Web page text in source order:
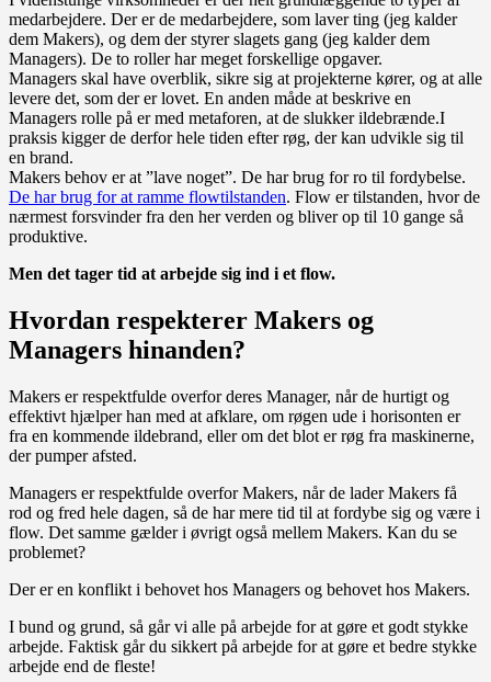
medarbejdere. Der er de medarbejdere, som laver ting (jeg kalder
dem Makers), og dem der styrer slagets gang (jeg kalder dem
Managers). De to roller har meget forskellige opgaver.
Managers skal have overblik, sikre sig at projekterne kører, og at alle
levere det, som der er lovet. En anden måde at beskrive en
Managers rolle på er med metaforen, at de slukker ildebrænde.I
praksis kigger de derfor hele tiden efter røg, der kan udvikle sig til
en brand.
Makers behov er at ”lave noget”. De har brug for ro til fordybelse.
De har brug for at ramme flowtilstanden. Flow er tilstanden, hvor de
nærmest forsvinder fra den her verden og bliver op til 10 gange så
produktive.
Men det tager tid at arbejde sig ind i et flow.
Hvordan respekterer Makers og
Managers hinanden?
Makers er respektfulde overfor deres Manager, når de hurtigt og
effektivt hjælper han med at afklare, om røgen ude i horisonten er
fra en kommende ildebrand, eller om det blot er røg fra maskinerne,
der pumper afsted.
Managers er respektfulde overfor Makers, når de lader Makers få
rod og fred hele dagen, så de har mere tid til at fordybe sig og være i
flow. Det samme gælder i øvrigt også mellem Makers. Kan du se
problemet?
Der er en konflikt i behovet hos Managers og behovet hos Makers.
I bund og grund, så går vi alle på arbejde for at gøre et godt stykke
arbejde. Faktisk går du sikkert på arbejde for at gøre et bedre stykke
arbejde end de fleste!